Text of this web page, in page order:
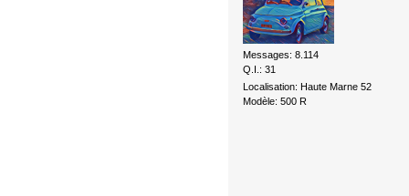
Messages: 8.114
Q.I.: 31
Localisation: Haute Marne 52
Modèle: 500 R